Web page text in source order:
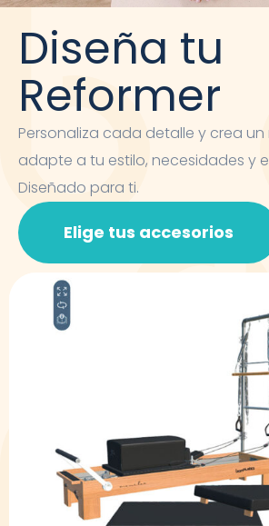
Diseña tu
Reformer
Personaliza cada detalle y crea
adapte a tu estilo, necesidades y
Diseñado para ti.
Elige tus accesorios